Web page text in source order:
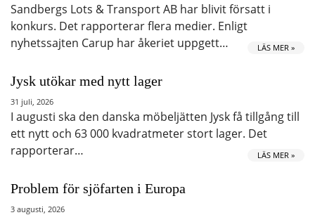
Sandbergs Lots & Transport AB har blivit försatt i
konkurs. Det rapporterar flera medier. Enligt
nyhetssajten Carup har åkeriet uppgett…
LÄS MER »
Jysk utökar med nytt lager
31 juli, 2026
I augusti ska den danska möbeljätten Jysk få tillgång till
ett nytt och 63 000 kvadratmeter stort lager. Det
rapporterar…
LÄS MER »
Problem för sjöfarten i Europa
3 augusti, 2026